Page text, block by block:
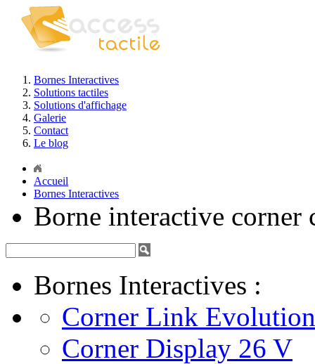
Bornes Interactives
Solutions tactiles
Solutions d'affichage
Galerie
Contact
Le blog
Accueil
Bornes Interactives
Borne interactive corner
Bornes Interactives :
Corner Link Evolution
Corner Display 26 V